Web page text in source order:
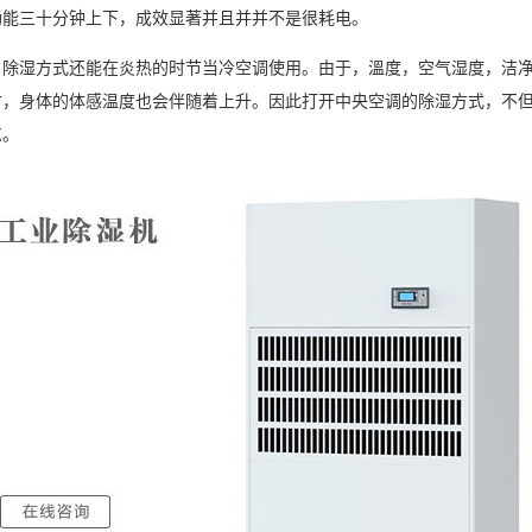
三十分钟上下，成效显著并且并并不是很耗电。
式还能在炎热的时节当冷空调使用。由于，溫度，空气湿度，洁
身体的体感温度也会伴随着上升。因此打开中央空调的除湿方式，不